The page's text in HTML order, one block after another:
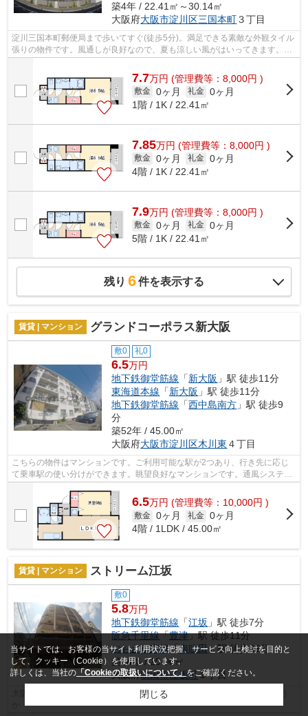
築4年 / 22.41㎡～30.14㎡
大阪府大阪市淀川区三国本町３丁目
淀川三国本町郵便局まで歩いてすぐ(徒歩5分)。満足できる素敵な外観タイル
張りの物件です。風通しが良好なので、夏も涼しい風がはいってきます。眺
7.7万円 (管理費等：8,000円 )
敷金 0ヶ月 礼金 0ヶ月
1階 / 1K / 22.41㎡
7.85万円 (管理費等：8,000円 )
敷金 0ヶ月 礼金 0ヶ月
4階 / 1K / 22.41㎡
7.9万円 (管理費等：8,000円 )
敷金 0ヶ月 礼金 0ヶ月
5階 / 1K / 22.41㎡
残り 6件を表示する
賃貸 | マンション グランドコーポラス新大阪
敷0 礼0
6.5万円
地下鉄御堂筋線 「新大阪 」駅 徒歩11分
東海道本線 「新大阪 」駅 徒歩11分
地下鉄御堂筋線 「西中島南方 」駅 徒歩9
分
築52年 / 45.00㎡
大阪府大阪市淀川区木川東 ４丁目
こちらの物件はマンションです。ご利用可能な駅が2つあり、行き先に応じ
て乗車駅の使い分けができます。眺望良好なマンションです。通風システム
が整った、住環境の良い安心のマンショ...
6.5万円 (管理費等：10,000円 )
敷金 0ヶ月 礼金 0ヶ月
4階 / 1LDK / 45.00㎡
賃貸 | マンション ストリーム江坂
敷0
5.8万円
地下鉄御堂筋線 「江坂 」駅 徒歩7分
阪急千里線「豊津」駅 徒歩11分
おおさか東線「南吹田」駅 徒歩25分
築24年 / 20.00㎡
大阪府吹田市江坂町１丁目
大阪メトロ 江坂駅から徒歩約7分 初めての一人暮らしにいかがでしょう
当サイトでは、お客様の当サイト利用状況把握、サービス向上検討を目的と
して、クッキー（Cookie）を使用しています。
詳しくは、当社の 「Cookieの取扱いについて」をご確認ください。
閉じる